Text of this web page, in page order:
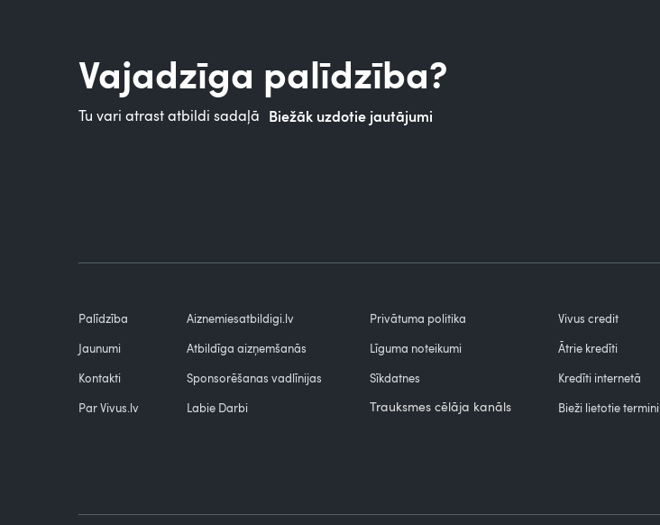
Vajadzīga palīdzība?
Tu vari atrast atbildi sadaļā Biežāk uzdotie jautājumi
Palīdzība
Jaunumi
Kontakti
Par Vivus.lv
Aiznemiesatbildigi.lv
Atbildīga aizņemšanās
Sponsorēšanas vadlīnijas
Labie Darbi
Privātuma politika
Līguma noteikumi
Sīkdatnes
Trauksmes cēlāja kanāls
Vivus credit
Ātrie kredīti
Kredīti internetā
Bieži lietotie termini